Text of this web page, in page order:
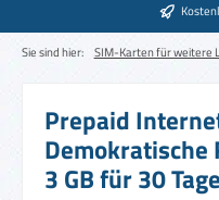
Sie sind hier: SIM-Karten für weitere
Prepaid
Demokratische
3 GB für 30 Tage